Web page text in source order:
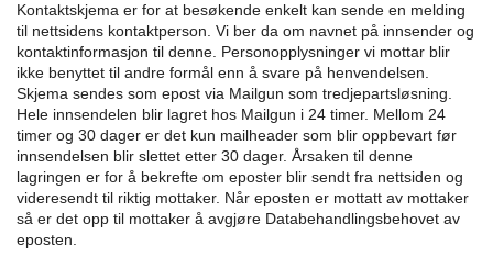
Kontaktskjema er for at besøkende enkelt kan sende en melding
til nettsidens kontaktperson. Vi ber da om navnet på innsender og
kontaktinformasjon til denne. Personopplysninger vi mottar blir
ikke benyttet til andre formål enn å svare på henvendelsen.
Skjema sendes som epost via Mailgun som tredjepartsløsning.
Hele innsendelen blir lagret hos Mailgun i 24 timer. Mellom 24
timer og 30 dager er det kun mailheader som blir oppbevart før
innsendelsen blir slettet etter 30 dager. Årsaken til denne
lagringen er for å bekrefte om eposter blir sendt fra nettsiden og
videresendt til riktig mottaker. Når eposten er mottatt av mottaker
så er det opp til mottaker å avgjøre Databehandlingsbehovet av
eposten.